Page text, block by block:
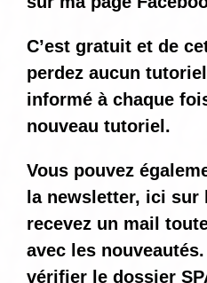
C’est gratuit et de
perdez aucun
informé à chaque
nouveau tutoriel.
Vous pouvez
la newsletter, ici sur
recevez un mail
avec les
vérifier le dossier